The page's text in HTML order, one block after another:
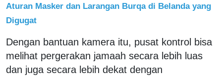
Aturan Masker dan Larangan Burqa di Belanda yang
Digugat
Dengan bantuan kamera itu, pusat kontrol bisa
melihat pergerakan jamaah secara lebih luas
dan juga secara lebih dekat dengan